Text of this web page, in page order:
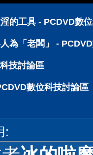
的工具 - PCDVD數
為「老闆」 -
技討論區
數位科技討論區
: